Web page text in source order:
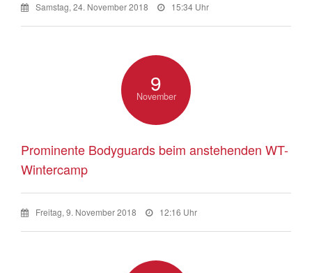
Samstag, 24. November 2018 15:34 Uhr
9
November
Prominente Bodyguards beim anstehenden WT-
Wintercamp
Freitag, 9. November 2018 12:16 Uhr